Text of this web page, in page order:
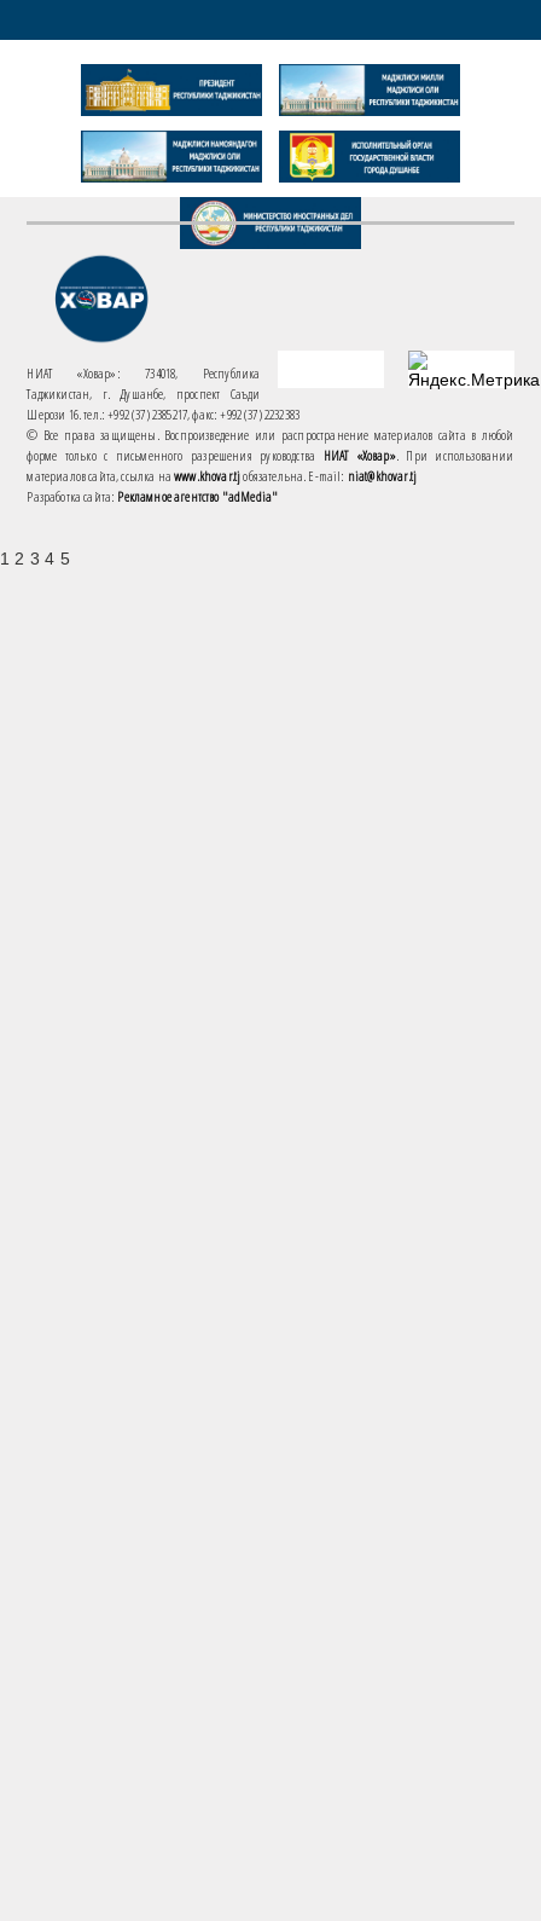
НИАТ «Ховар»: 734018, Республика
Таджикистан, г. Душанбе, проспект Саъди
Шерози 16. тел.: +992 (37) 2385217, факс: +992 (37) 2232383
© Все права защищены. Воспроизведение или распространение материалов сайта в любой
форме только с письменного разрешения руководства НИАТ «Ховар». При использовании
материалов сайта, ссылка наwww.khovar.tjобязательна. E-mail: niat@khovar.tj
Разработка сайта: Рекламное агентство "adMedia"
1 2 3 4 5